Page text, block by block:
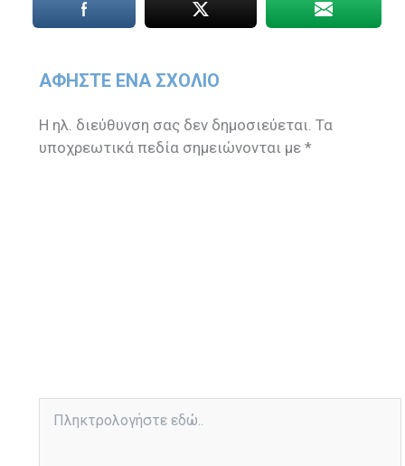
ΑΦΉΣΤΕ ΈΝΑ ΣΧΌΛΙΟ
Η ηλ. διεύθυνση σας δεν δημοσιεύεται. Τα
υποχρεωτικά πεδία σημειώνονται με*
εδώ..